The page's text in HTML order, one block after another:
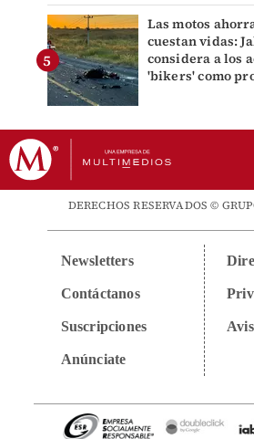
Las motos
cuestan vidas:
considera a los
'bikers' como
DERECHOS RESERVADOS ©
Newsletters
Contáctanos
Suscripciones
Anúnciate